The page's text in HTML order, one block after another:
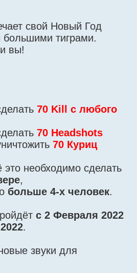
свой Новый Год
тиграми.
вы!
70 Kill с любого
70 Headshots
70 Куриц
это необходимо сделать
,
больше 4-х человек.
с 2 Февраля 2022
.
звуки для